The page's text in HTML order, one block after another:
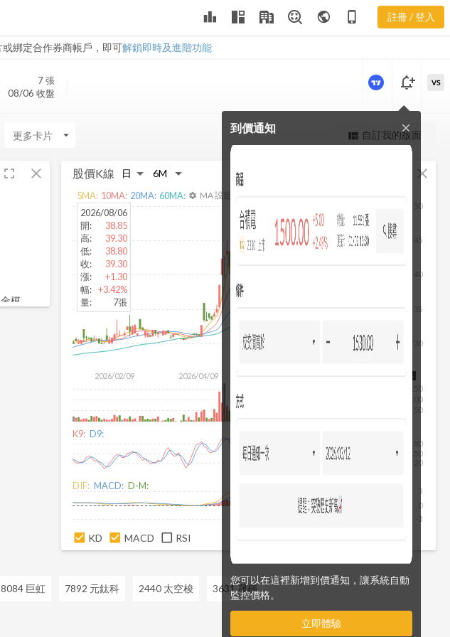
leaderboard public phone_iphone 註冊 / 登入
綁定合作券商帳戶，即可解鎖即時及進階功能
料
7張
08/06 收盤
更強大的進階價量圖表
notification_add
到價通知
您可以在這裡新增到價通知，讓系統自動
監控價格。
立即體驗
close
VS
arrow_drop_down view_quilt 自訂我的版面
fullscreen close
模
股價K線 close
2026/02/09 2026/04/09
30
35
40
45
50
2026/08/06
50
100
150
2026/08/06
開:
38.85
高:
39.30
低:
38.80
收:
39.30
漲:
+1.30
幅: +3.42%
量: 7張
5MA: 10MA: 20MA: 60MA: settings MA 設定
K9: D9:
20
50
80
DIF: MACD: D-M:
-3
0
3
KD MACD RSI
8084 巨虹 7892 元鈦科 2440 太空梭 3631 晟楠